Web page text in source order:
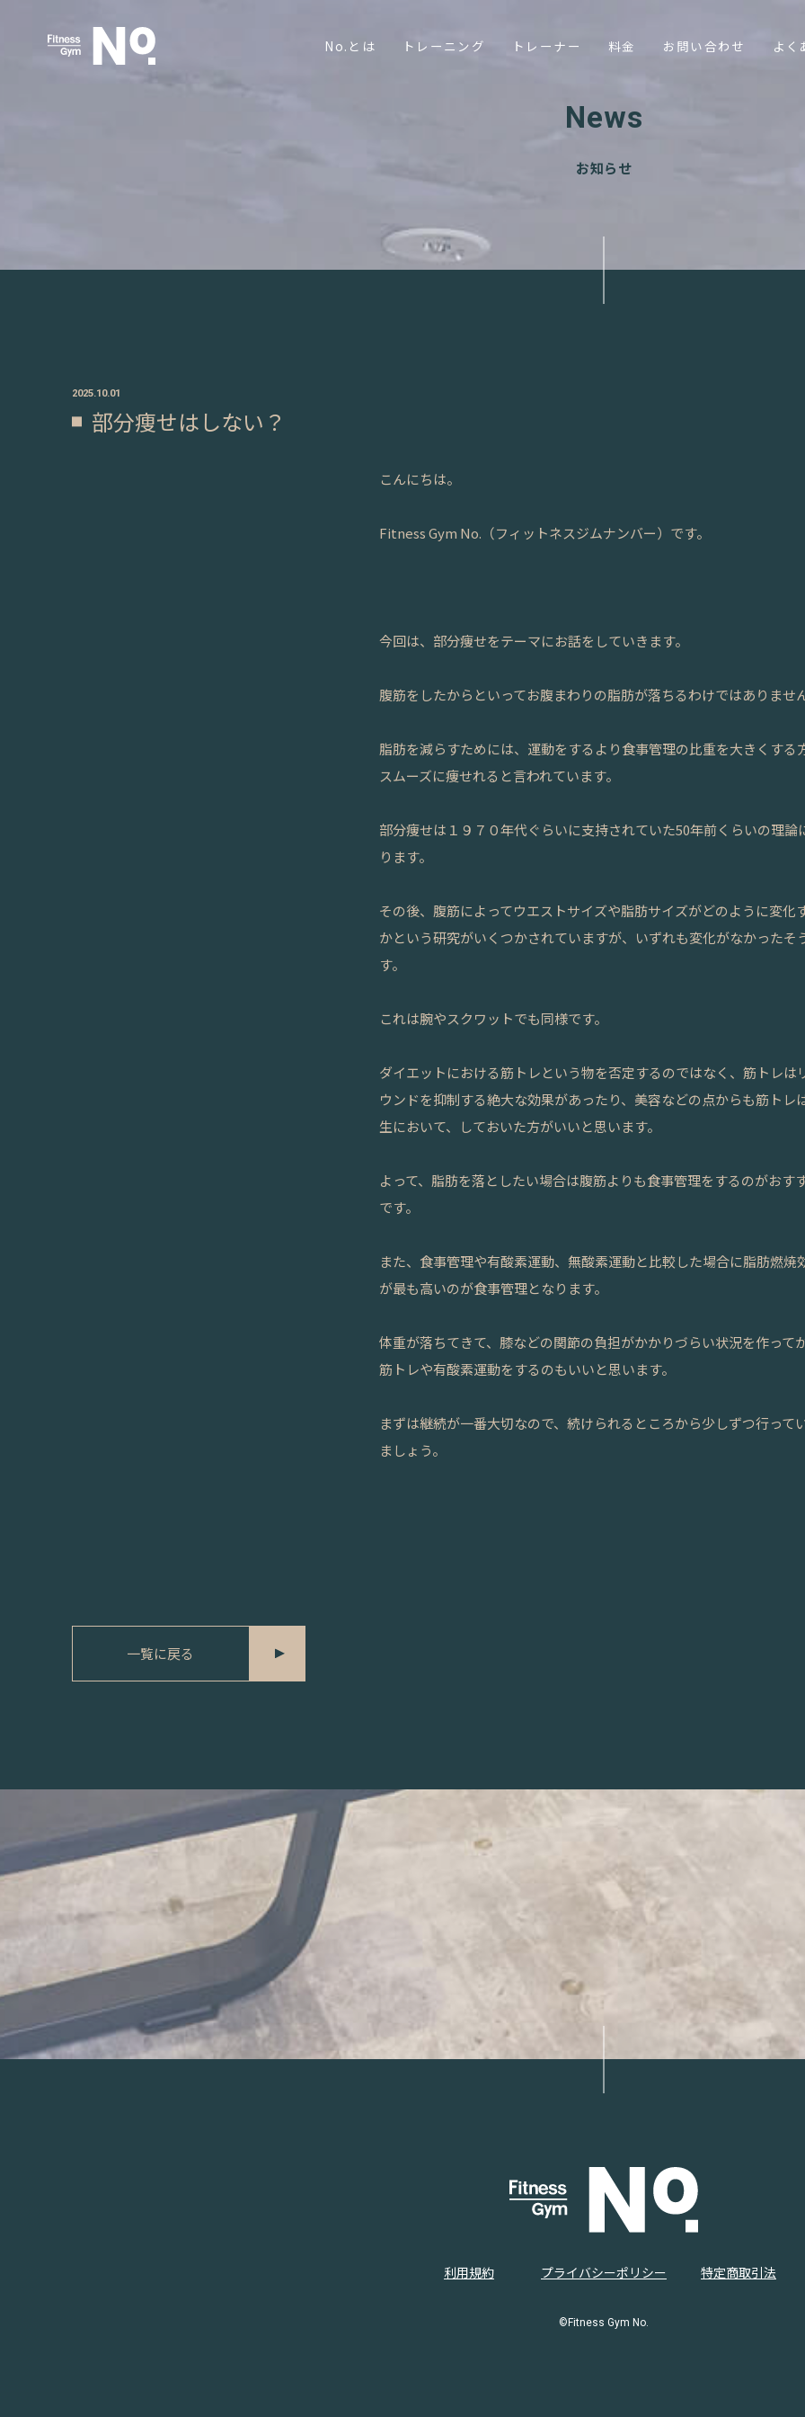
No.とは トレーニング トレーナー 料金 お問い合わせ よく
News
お知らせ
2025.10.01
部分痩せはしない？
こんにちは。
Fitness Gym No.（フィットネスジムナンバー）です。
今回は、部分痩せをテーマにお話をしていきます。
腹筋をしたからといってお腹まわりの脂肪が落ちるわけではありません
脂肪を減らすためには、運動をするより食事管理の比重を大きくする
スムーズに痩せれると言われています。
部分痩せは１９７０年代ぐらいに支持されていた50年前くらいの理論
ります。
その後、腹筋によってウエストサイズや脂肪サイズがどのように変化
かという研究がいくつかされていますが、いずれも変化がなかったそ
す。
これは腕やスクワットでも同様です。
ダイエットにおける筋トレという物を否定するのではなく、筋トレは
ウンドを抑制する絶大な効果があったり、美容などの点からも筋トレ
生において、しておいた方がいいと思います。
よって、脂肪を落としたい場合は腹筋よりも食事管理をするのがおす
です。
また、食事管理や有酸素運動、無酸素運動と比較した場合に脂肪燃焼
が最も高いのが食事管理となります。
体重が落ちてきて、膝などの関節の負担がかかりづらい状況を作って
筋トレや有酸素運動をするのもいいと思います。
まずは継続が一番大切なので、続けられるところから少しずつ行って
ましょう。
一覧に戻る
利用規約 プライバシーポリシー 特定商取引法
©Fitness Gym No.